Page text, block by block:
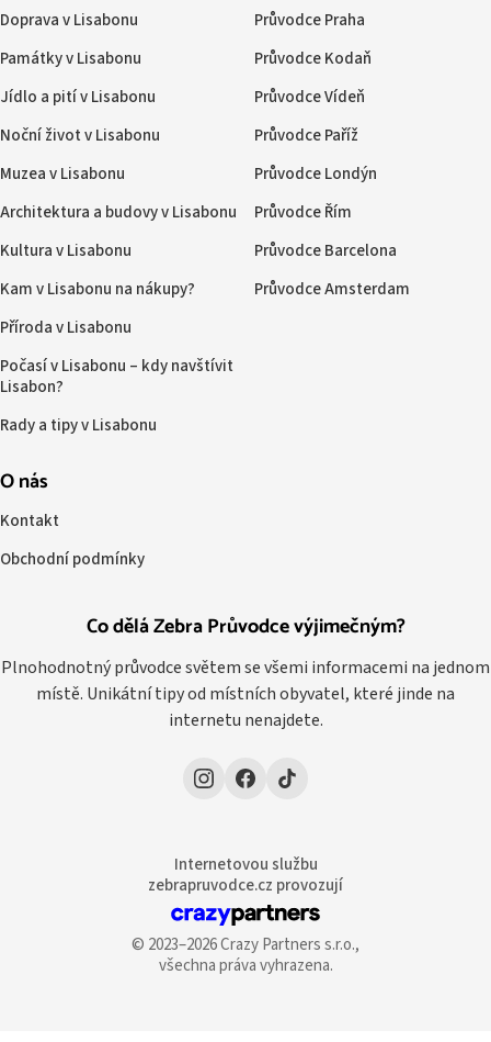
Co dělá Zebra Průvodce výjimečným?
Plnohodnotný průvodce světem se všemi informacemi na jednom
místě. Unikátní tipy od místních obyvatel, které jinde na
internetu nenajdete.
Doprava v Lisabonu
Památky v Lisabonu
Jídlo a pití v Lisabonu
Noční život v Lisabonu
Muzea v Lisabonu
Architektura a budovy v Lisabonu
Kultura v Lisabonu
Kam v Lisabonu na nákupy?
Příroda v Lisabonu
Počasí v Lisabonu – kdy navštívit
Lisabon?
Rady a tipy v Lisabonu
Průvodce Praha
Průvodce Kodaň
Průvodce Vídeň
Průvodce Paříž
Průvodce Londýn
Průvodce Řím
Průvodce Barcelona
Průvodce Amsterdam
O nás
Kontakt
Obchodní podmínky
Internetovou službu
zebrapruvodce.cz provozují
© 2023–2026 Crazy Partners s.r.o.,
všechna práva vyhrazena.